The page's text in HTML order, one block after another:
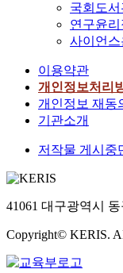
국회도
연구윤
사이언스
이용약관
개인정보처리
개인정보 재동
기관소개
저작물 게시중
41061 대구광역시
Copyright© KERIS.